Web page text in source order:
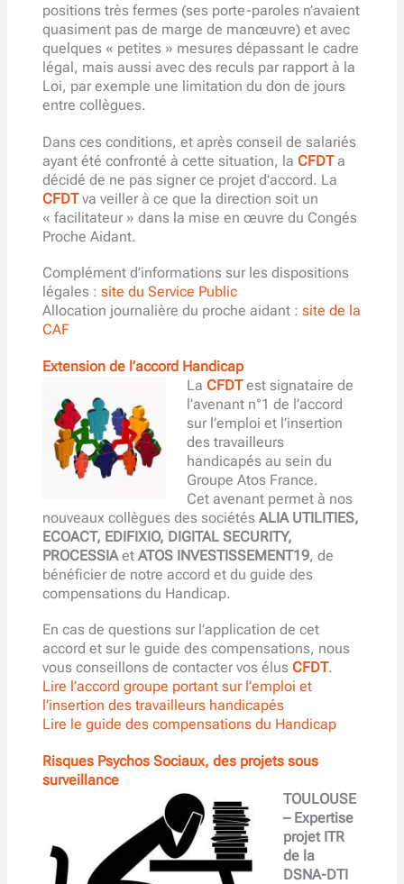
positions très fermes (ses porte-paroles n’avaient
quasiment pas de marge de manœuvre) et avec
quelques « petites » mesures dépassant le cadre
légal, mais aussi avec des reculs par rapport à la
Loi, par exemple une limitation du don de jours
entre collègues.
Dans ces conditions, et après conseil de salariés
ayant été confronté à cette situation, la CFDT a
décidé de ne pas signer ce projet d’accord. La
CFDT va veiller à ce que la direction soit un
« facilitateur » dans la mise en œuvre du Congés
Proche Aidant.
Complément d’informations sur les dispositions
légales :site du Service Public
Allocation journalière du proche aidant :site de la
CAF
Extension de l’accord Handicap
La CFDT est signataire de
l’avenant n°1 de l’accord
sur l’emploi et l’insertion
des travailleurs
handicapés au sein du
Groupe Atos France.
Cet avenant permet à nos
nouveaux collègues des sociétésALIA UTILITIES,
ECOACT, EDIFIXIO, DIGITAL SECURITY,
PROCESSIAetATOS INVESTISSEMENT19, de
bénéficier de notre accord et du guide des
compensations du Handicap.
En cas de questions sur l’application de cet
accord et sur le guide des compensations, nous
vous conseillons de contacter vos élus CFDT.
Lire l’accord groupe portant sur l’emploi et
l’insertion des travailleurs handicapés
Lire le guide des compensations du Handicap
Risques Psychos Sociaux, des projets sous
surveillance
TOULOUSE
– Expertise
projet ITR
de la
DSNA-DTI